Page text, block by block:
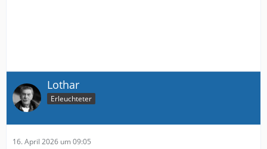
Lothar
Erleuchteter
16. April 2026 um 09:05